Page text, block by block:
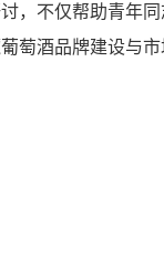
不仅帮助青年同
萄酒品牌建设与市